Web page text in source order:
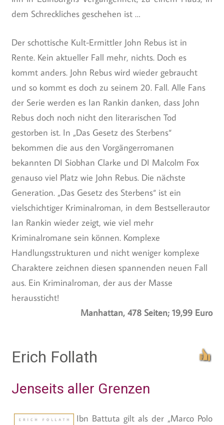
dem Schreckliches geschehen ist …
Der schottische Kult-Ermittler John Rebus ist in
Rente. Kein aktueller Fall mehr, nichts. Doch es
kommt anders. John Rebus wird wieder gebraucht
und so kommt es doch zu seinem 20. Fall. Alle Fans
der Serie werden es Ian Rankin danken, dass John
Rebus doch noch nicht den literarischen Tod
gestorben ist. In „Das Gesetz des Sterbens“
bekommen die aus den Vorgängerromanen
bekannten DI Siobhan Clarke und DI Malcolm Fox
genauso viel Platz wie John Rebus. Die nächste
Generation. „Das Gesetz des Sterbens“ ist ein
vielschichtiger Kriminalroman, in dem Bestsellerautor
Ian Rankin wieder zeigt, wie viel mehr
Kriminalromane sein können. Komplexe
Handlungsstrukturen und nicht weniger komplexe
Charaktere zeichnen diesen spannenden neuen Fall
aus. Ein Kriminalroman, der aus der Masse
heraussticht!
Manhattan, 478 Seiten; 19,99 Euro
Erich Follath
Jenseits aller Grenzen
Ibn Battuta gilt als der „Marco Polo